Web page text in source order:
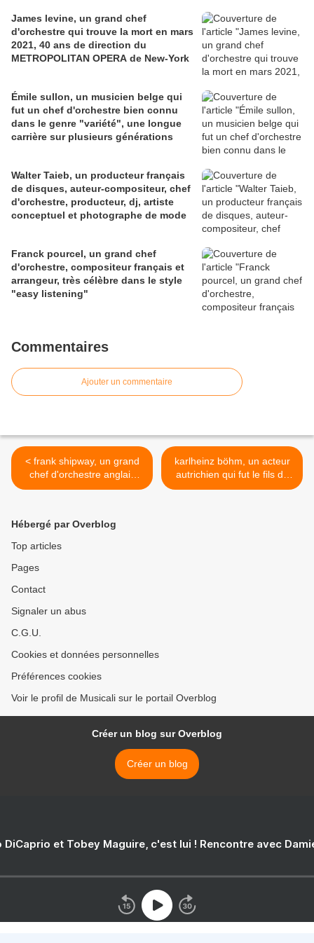
James levine, un grand chef
d'orchestre qui trouve la mort en mars
2021, 40 ans de direction du
METROPOLITAN OPERA de New-York
Émile sullon, un musicien belge qui
fut un chef d'orchestre bien connu
dans le genre "variété", une longue
carrière sur plusieurs générations
Walter Taieb, un producteur français
de disques, auteur-compositeur, chef
d'orchestre, producteur, dj, artiste
conceptuel et photographe de mode
Franck pourcel, un grand chef
d'orchestre, compositeur français et
arrangeur, très célèbre dans le style
"easy listening"
Commentaires
Ajouter un commentaire
< frank shipway, un grand
chef d'orchestre anglais
disparu des suites d'un
karlheinz böhm, un acteur
autrichien qui fut le fils de
karl böhm un père musicien
Hébergé par Overblog
Top articles
Pages
Contact
Signaler un abus
C.G.U.
Cookies et données personnelles
Préférences cookies
Voir le profil de Musicali sur le portail Overblog
Créer un blog sur Overblog
Créer un blog
DiCaprio et Tobey Maguire, c'est lui ! Rencontre avec